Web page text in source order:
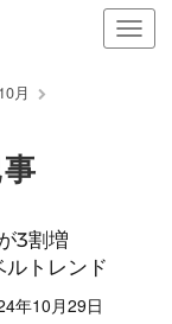
ナ
ビ
10月
3割増
トレンド
年10月29日